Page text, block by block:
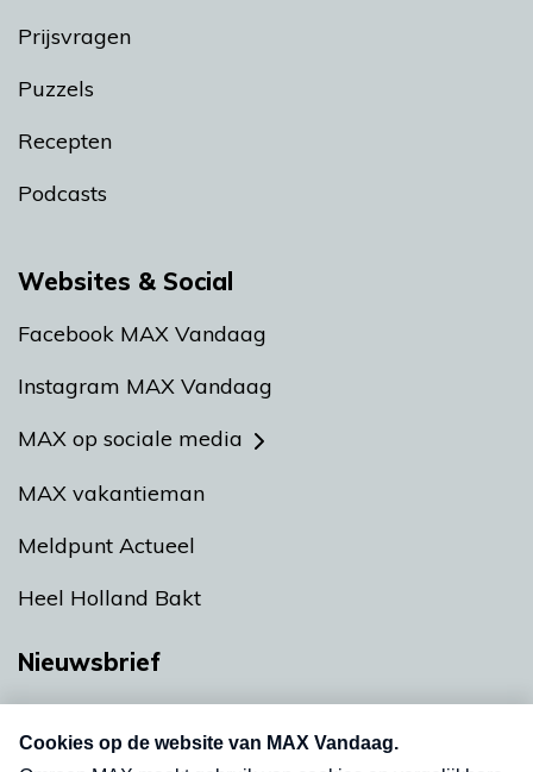
Prijsvragen
Puzzels
Recepten
Podcasts
Websites & Social
Facebook MAX Vandaag
Instagram MAX Vandaag
MAX op sociale media
MAX vakantieman
Meldpunt Actueel
Heel Holland Bakt
Nieuwsbrief
Neem hier een gratis abonnement op onze
nieuwsbrief. Elke vrijdag- en dinsdagochtend in